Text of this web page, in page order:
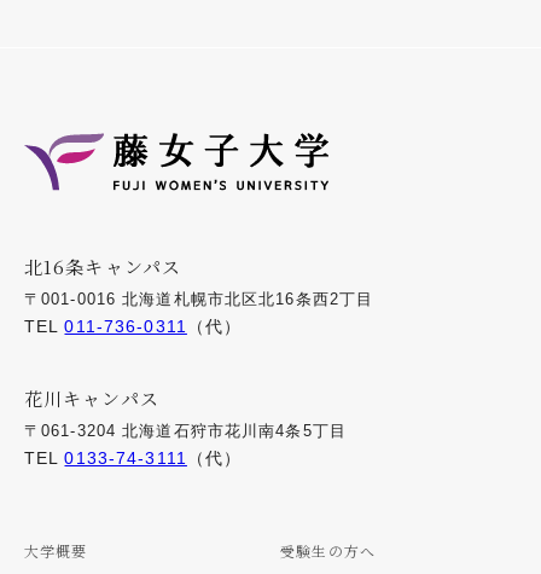
北16条キャンパス
〒001-0016 北海道札幌市北区北16条西2丁目
TEL011-736-0311 （代）
花川キャンパス
〒061-3204 北海道石狩市花川南4条5丁目
TEL0133-74-3111 （代）
大学概要
受験生の方へ